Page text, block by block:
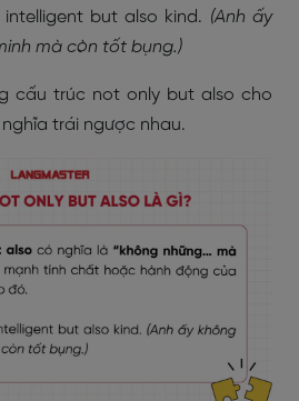
but also kind. (Anh ấy
mà còn tốt bụng.)
cấu trúc not only but also cho
trái ngược nhau.